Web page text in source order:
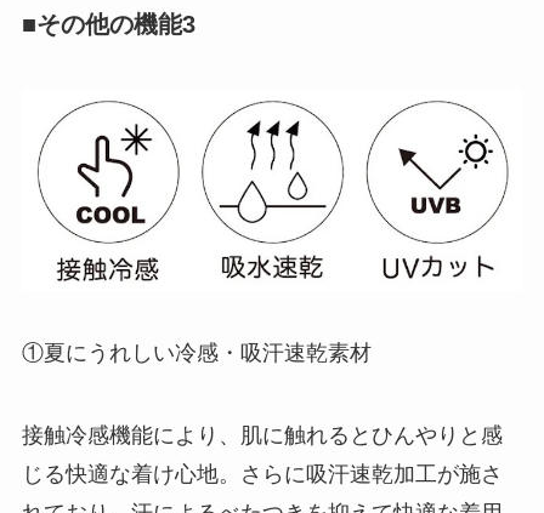
■その他の機能3
①夏にうれしい冷感・吸汗速乾素材
接触冷感機能により、肌に触れるとひんやりと感
じる快適な着け心地。さらに吸汗速乾加工が施さ